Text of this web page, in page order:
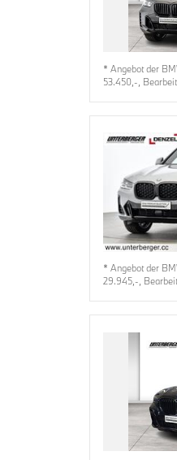
* Angebot der
53.450,-,
* Angebot der
29.945,-,